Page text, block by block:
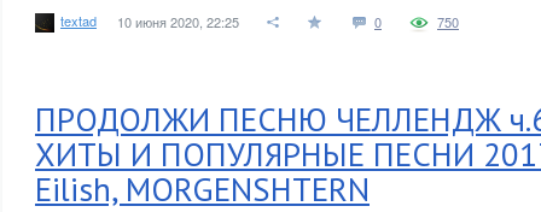
textad 10 июня 2020, 22:25 0 750
ПРОДОЛЖИ ПЕСНЮ ЧЕЛЛЕНДЖ
ХИТЫ И ПОПУЛЯРНЫЕ ПЕСНИ
Eilish, MORGENSHTERN